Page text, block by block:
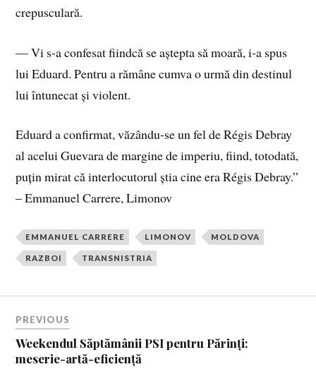
crepusculară.
— Vi s-a confesat fiindcă se aștepta să moară, i-a spus
lui Eduard. Pentru a rămâne cumva o urmă din destinul
lui întunecat și violent.
Eduard a confirmat, văzându-se un fel de Régis Debray
al acelui Guevara de margine de imperiu, fiind, totodată,
puțin mirat că interlocutorul știa cine era Régis Debray.”
– Emmanuel Carrere, Limonov
EMMANUEL CARRERE LIMONOV MOLDOVA
RAZBOI TRANSNISTRIA
PREVIOUS
Weekendul Săptămânii PSI pentru Părinți:
meserie-artă-eficiență